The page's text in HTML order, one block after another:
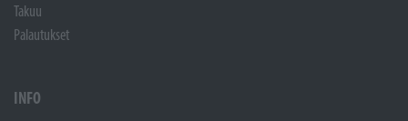
Takuu
Palautukset
INFO